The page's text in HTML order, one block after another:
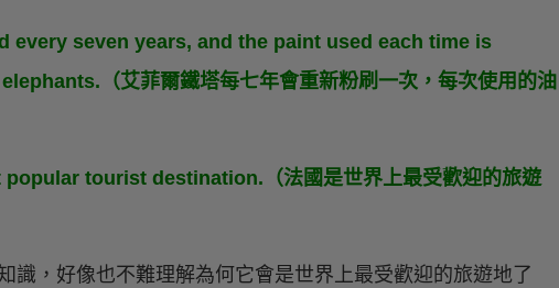
every seven years, and the paint used each time is
（艾菲爾鐵塔每七年會重新粉刷一次，每次使用的油
tourist destination.（法國是世界上最受歡迎的旅遊
識，好像也不難理解為何它會是世界上最受歡迎的旅遊地了